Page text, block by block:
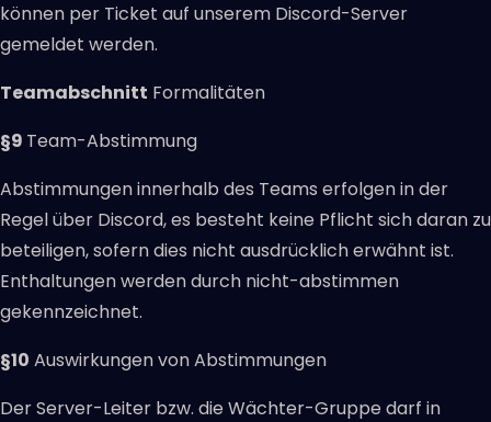
können per Ticket auf unserem Discord-Server
gemeldet werden.
Teamabschnitt Formalitäten
§9 Team-Abstimmung
Abstimmungen innerhalb des Teams erfolgen in der
Regel über Discord, es besteht keine Pflicht sich daran zu
beteiligen, sofern dies nicht ausdrücklich erwähnt ist.
Enthaltungen werden durch nicht-abstimmen
gekennzeichnet.
§10 Auswirkungen von Abstimmungen
Der Server-Leiter bzw. die Wächter-Gruppe darf in